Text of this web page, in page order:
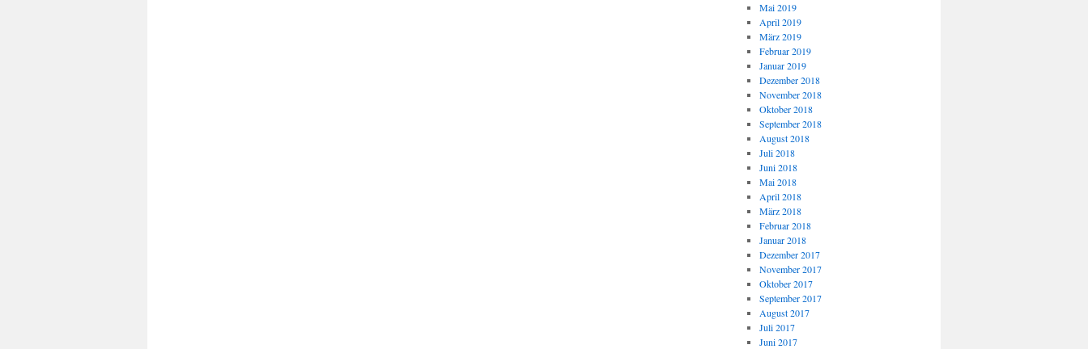
Mai 2019
April 2019
März 2019
Februar 2019
Januar 2019
Dezember 2018
November 2018
Oktober 2018
September 2018
August 2018
Juli 2018
Juni 2018
Mai 2018
April 2018
März 2018
Februar 2018
Januar 2018
Dezember 2017
November 2017
Oktober 2017
September 2017
August 2017
Juli 2017
Juni 2017